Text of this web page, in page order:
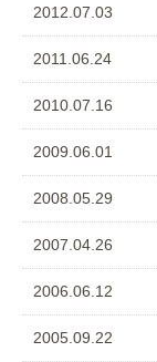
2012.07.03
2011.06.24
2010.07.16
2009.06.01
2008.05.29
2007.04.26
2006.06.12
2005.09.22